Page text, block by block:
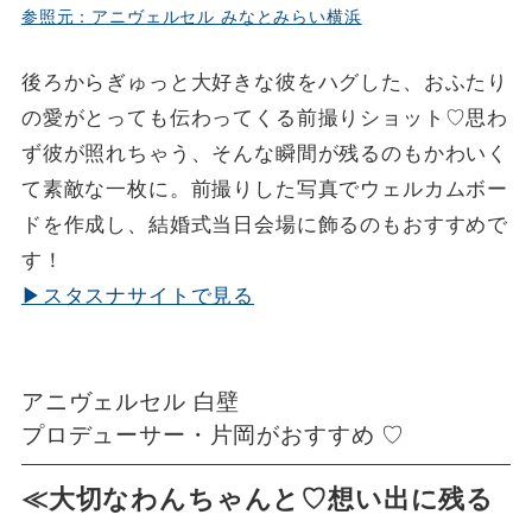
参照元：アニヴェルセル みなとみらい横浜
後ろからぎゅっと大好きな彼をハグした、おふたり
の愛がとっても伝わってくる前撮りショット♡思わ
ず彼が照れちゃう、そんな瞬間が残るのもかわいく
て素敵な一枚に。前撮りした写真でウェルカムボー
ドを作成し、結婚式当日会場に飾るのもおすすめで
す！
▶スタスナサイトで見る
アニヴェルセル 白壁
プロデューサー・片岡がおすすめ ♡
≪大切なわんちゃんと♡想い出に残る